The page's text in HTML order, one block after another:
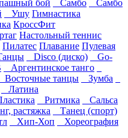
бой Самбо
Самбо
Ушу Гимнастика
КроссФит
Настольный теннис
Пилатес Плавание Пулевая
Disco (диско)
Go-
Аргентинское танго
Восточные танцы
Зумба
Латина
Ритмика
Сальса
растяжка
Танец (спорт)
Хип-Хоп
Хореография